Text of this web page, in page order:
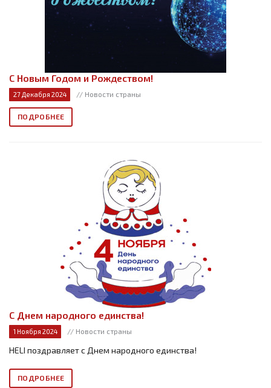
C Новым Годом и Рождеством!
27 Декабря 2024 // Новости страны
ПОДРОБНЕЕ
С Днем народного единства!
1 Ноября 2024 // Новости страны
HELI поздравляет с Днем народного единства!
ПОДРОБНЕЕ